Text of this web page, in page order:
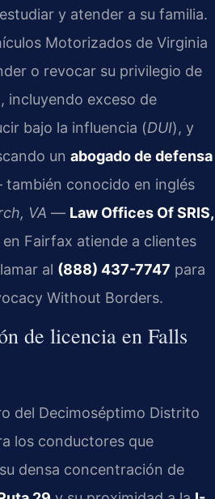
y atender a su familia.
Motorizados de Virginia
o revocar su privilegio de
incluyendo exceso de
bajo la influencia (DUI), y
un abogado de defensa
conocido en inglés
VA — Law Offices Of SRIS,
Fairfax atiende a clientes
al (888) 437-7747 para
Without Borders.
de licencia en Falls
del Decimoséptimo Distrito
los conductores que
densa concentración de